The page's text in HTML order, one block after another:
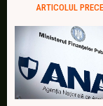
ARTICOLUL